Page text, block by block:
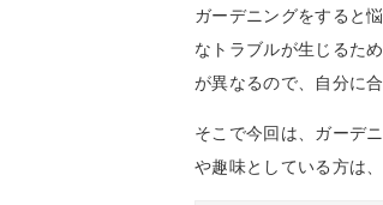
ガーデニングをすると
なトラブルが生じるた
が異なるので、自分に
そこで今回は、ガーデ
や趣味としている方は